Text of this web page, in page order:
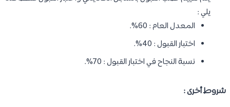
يلي :
المعدل العام : 60%.
اختبار القبول : 40%.
نسبة النجاح في اختبار القبول : 70%.
شروط أخرى :